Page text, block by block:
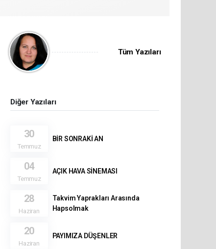
Tüm Yazıları
Diğer Yazıları
30
Temmuz
BİR SONRAKİ AN
04
Temmuz
AÇIK HAVA SİNEMASI
28
Haziran
Takvim Yaprakları Arasında
Hapsolmak
20
Haziran
PAYIMIZA DÜŞENLER